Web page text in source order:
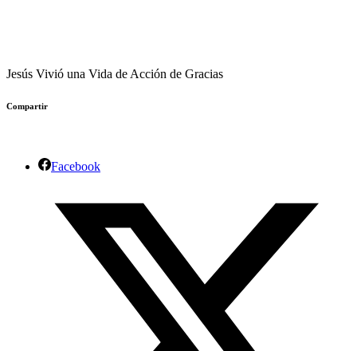
Jesús Vivió una Vida de Acción de Gracias
Compartir
Facebook